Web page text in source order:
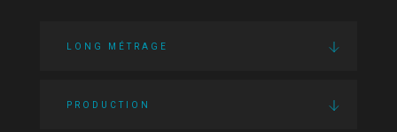
LONG MÉTRAGE
PRODUCTION